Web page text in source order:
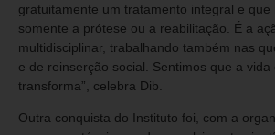
gratuitamente um tratamento integral e que
somente a prótese ou a reabilitação. É a
multidisciplinar, trabalhando também nas
e de reinserção social. Sentimos que a vida
transforma”, celebra Dib.
Outra conquista do Instituto foi, com a